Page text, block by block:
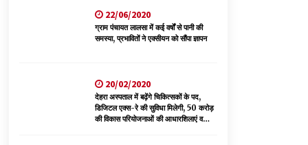
करोड़के सोने के आभूषण बरामद, 7 आरोपी गिरफ्तार
05/08/2026
22/06/2020
ग्राम पंचायत लालसा में कई वर्षों से पानी की
समस्या, प्रभावितों ने एक्सीयन को सौंपा ज्ञापन
20/02/2020
देहरा अस्पताल में बढ़ेंगे चिकित्सकों के पद,
डिजिटल एक्स-रे की सुविधा मिलेगी, 50 करोड़
की विकास परियोजनाओं की आधारशिलाएं व